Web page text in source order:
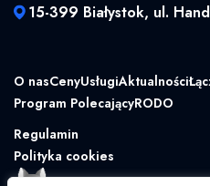
15-399 Białystok, ul.
O nasCenyUsługiAktualności
Program PolecającyRODO
Regulamin
Polityka cookies